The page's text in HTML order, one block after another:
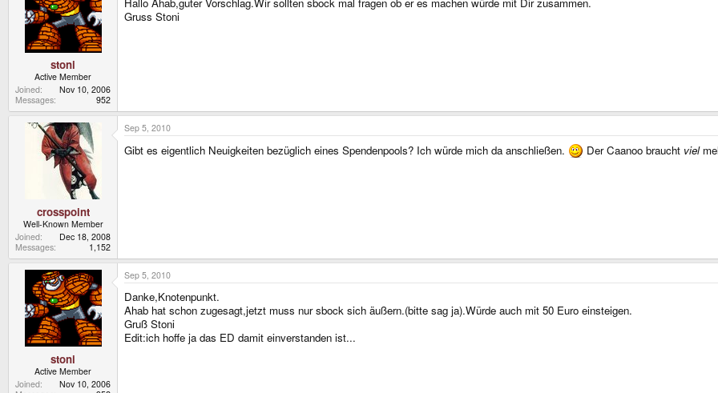
stoni
Active Member
Joined
Nov 10, 2006
Messages
952
Gruss Stoni
crosspoint
Well-Known Member
Joined
Dec 18, 2008
Messages
1,152
Sep 5, 2010
Gibt es eigentlich Neuigkeiten bezüglich eines Spendenpools? Ich würde mich da anschließen. Der Caanoo braucht viel
stoni
Active Member
Joined
Nov 10, 2006
Sep 5, 2010
Danke,Knotenpunkt.
Ahab hat schon zugesagt,jetzt muss nur sbock sich äußern.(bitte sag ja).Würde auch mit 50 Euro einsteigen.
Gruß Stoni
Edit:ich hoffe ja das ED damit einverstanden ist...